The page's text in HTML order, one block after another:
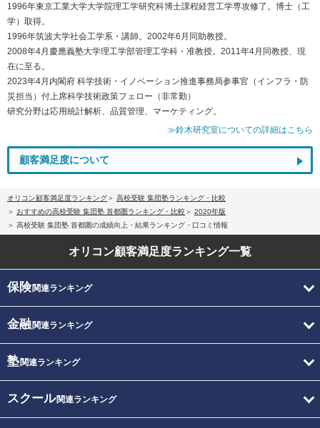
1996年東京工業大学大学院理工学研究科博士課程経営工学専攻修了。博士（工
学）取得。
1996年筑波大学社会工学系・講師。2002年6月同助教授。
2008年4月慶應義塾大学理工学部管理工学科・准教授。2011年4月同教授、現
在に至る。
2023年4月内閣府 科学技術・イノベーション推進事務局参事官（インフラ・防
災担当）付上席科学技術政策フェロー（非常勤）
研究分野は応用統計解析、品質管理、マーケティング。
≫鈴木研究室についての詳細はこちら
顧客満足度について
オリコン顧客満足度ランキング
高校受験 集団塾ランキング・比較
おすすめの高校受験 集団塾 首都圏ランキング・比較
2020年版
高校受験 集団塾 首都圏の成績向上・結果ランキング・口コミ情報
オリコン顧客満足度ランキング一覧
保険関連ランキング
金融関連ランキング
塾関連ランキング
スクール関連ランキング